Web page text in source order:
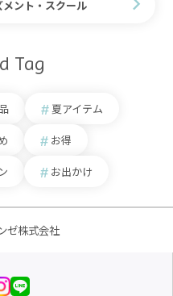
ント・スクール
Tag
夏アイテム
お得
お出かけ
ゼ株式会社